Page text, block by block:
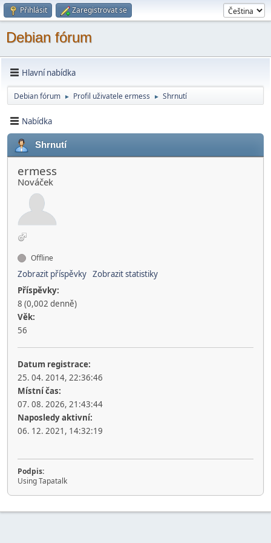
Přihlásit Zaregistrovat se
Debian fórum
Hlavní nabídka
Debian fórum ► Profil uživatele ermess ► Shrnutí
Nabídka
Shrnutí
ermess
Nováček
Offline
Zobrazit příspěvky Zobrazit statistiky
Příspěvky:
8 (0,002 denně)
Věk:
56
Datum registrace:
25. 04. 2014, 22:36:46
Místní čas:
07. 08. 2026, 21:43:44
Naposledy aktivní:
06. 12. 2021, 14:32:19
Podpis:
Using Tapatalk